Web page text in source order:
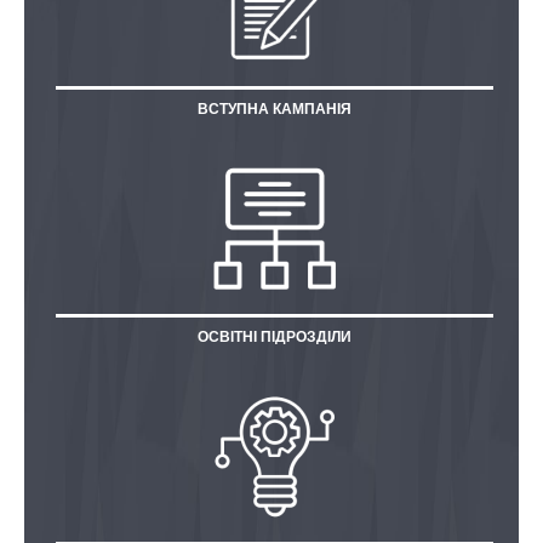
ВСТУПНА КАМПАНІЯ
ОСВІТНІ ПІДРОЗДІЛИ